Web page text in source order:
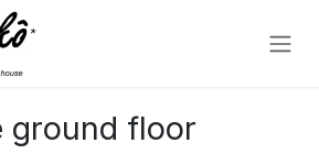
ground floor